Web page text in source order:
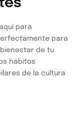
para
para
de tu
hábitos
de la cultura